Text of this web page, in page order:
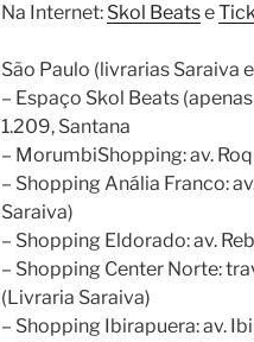
Na Internet: Skol Beatse
São Paulo (livrarias Saraiva
– Espaço Skol Beats
1.209, Santana
– MorumbiShopping: av.
– Shopping Anália Franco:
Saraiva)
– Shopping Eldorado: av.
– Shopping Center Norte:
(Livraria Saraiva)
– Shopping Ibirapuera: av.